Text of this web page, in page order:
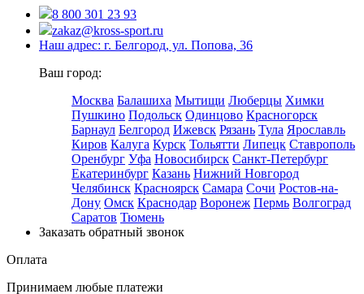
8 800 301 23 93
zakaz@kross-sport.ru
Наш адрес: г. Белгород, ул. Попова, 36
Ваш город:
Москва Балашиха Мытищи Люберцы Химки
Пушкино Подольск Одинцово Красногорск
Барнаул Белгород Ижевск Рязань Тула Ярославль
Киров Калуга Курск Тольятти Липецк Ставрополь
Оренбург Уфа Новосибирск Санкт-Петербург
Екатеринбург Казань Нижний Новгород
Челябинск Красноярск Самара Сочи Ростов-на-
Дону Омск Краснодар Воронеж Пермь Волгоград
Саратов Тюмень
Заказать обратный звонок
Оплата
Принимаем любые платежи